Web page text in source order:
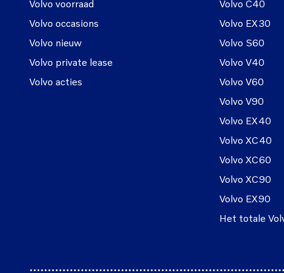
Volvo voorraad
Volvo occasions
Volvo nieuw
Volvo private lease
Volvo acties
Volvo C40
Volvo EX30
Volvo S60
Volvo V40
Volvo V60
Volvo V90
Volvo EX40
Volvo XC40
Volvo XC60
Volvo XC90
Volvo EX90
Het totale